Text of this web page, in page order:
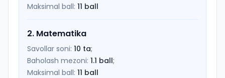
Maksimal ball: 11 ball
2. Matematika
Savollar soni: 10 ta;
Baholash mezoni: 1.1 ball;
Maksimal ball: 11 ball